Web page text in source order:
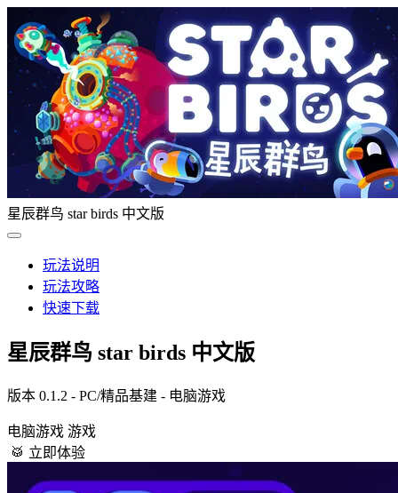
星辰群鸟 star birds 中文版
玩法说明
玩法攻略
快速下载
星辰群鸟 star birds 中文版
版本 0.1.2 - PC/精品基建 - 电脑游戏
电脑游戏 游戏
🥁 立即体验